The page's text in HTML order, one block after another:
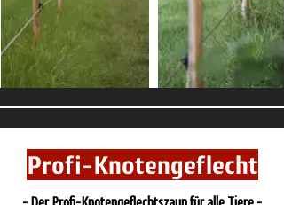
Profi-Knotengeflecht